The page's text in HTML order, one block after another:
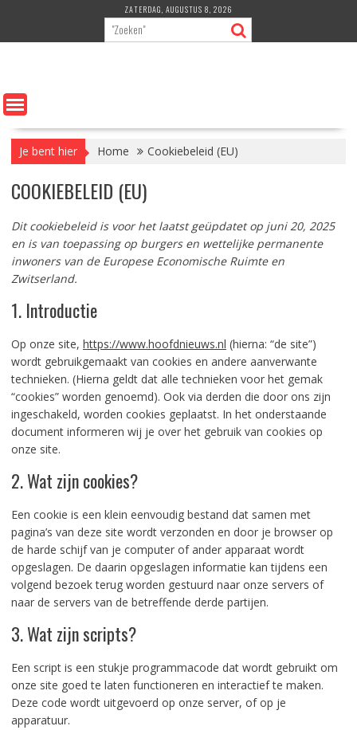
de
ZATERDAG, AUGUSTUS 8, 2026
Je bent hier Home Cookiebeleid (EU)
COOKIEBELEID (EU)
Dit cookiebeleid is voor het laatst geüpdatet op juni 20, 2025
en is van toepassing op burgers en wettelijke permanente
inwoners van de Europese Economische Ruimte en
Zwitserland.
1. Introductie
Op onze site, https://www.hoofdnieuws.nl (hierna: “de site”)
wordt gebruikgemaakt van cookies en andere aanverwante
technieken. (Hierna geldt dat alle technieken voor het gemak
“cookies” worden genoemd). Ook via derden die door ons zijn
ingeschakeld, worden cookies geplaatst. In het onderstaande
document informeren wij je over het gebruik van cookies op
onze site.
2. Wat zijn cookies?
Een cookie is een klein eenvoudig bestand dat samen met
pagina’s van deze site wordt verzonden en door je browser op
de harde schijf van je computer of ander apparaat wordt
opgeslagen. De daarin opgeslagen informatie kan tijdens een
volgend bezoek terug worden gestuurd naar onze servers of
naar de servers van de betreffende derde partijen.
3. Wat zijn scripts?
Een script is een stukje programmacode dat wordt gebruikt om
onze site goed te laten functioneren en interactief te maken.
Deze code wordt uitgevoerd op onze server, of op je
apparatuur.